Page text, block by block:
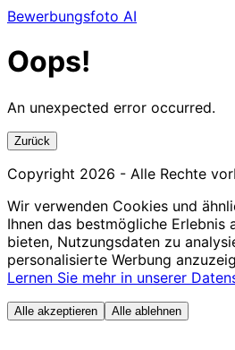
Bewerbungsfoto AI
Oops!
An unexpected error occurred.
Zurück
Copyright 2026 - Alle Rechte
Wir verwenden Cookies und
Ihnen das bestmögliche Erlebnis
bieten, Nutzungsdaten zu
personalisierte Werbung
Lernen Sie mehr in unserer
Alle akzeptieren Alle ablehnen